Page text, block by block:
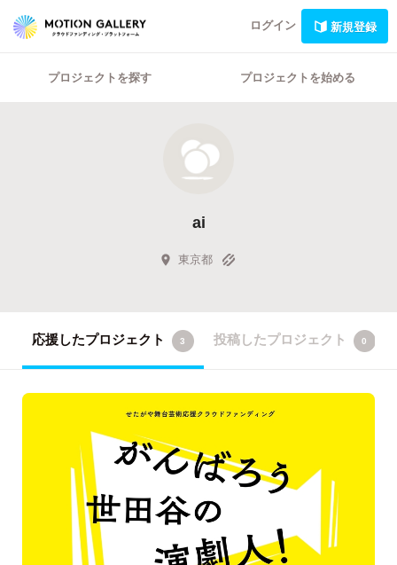
ログイン 新規登録
プロジェクトを探す プロジェクトを始める
ai
東京都
応援したプロジェクト 3 投稿したプロジェクト 0